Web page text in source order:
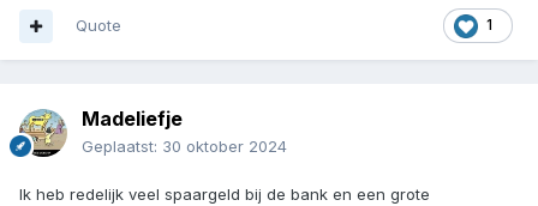
anderen willen het ook wel als ruilmiddel van je hebben,
dus je kan er veel voor terug krijgen of diensten verlening.
heb het nog nooit echt hoeven te gebruiken.
Ik heb het in een top afsluitbare koker die er bij was
geleverd.
1
Quote
Madeliefje
Geplaatst: 30 oktober 2024
Ik heb redelijk veel spaargeld bij de bank en een grote